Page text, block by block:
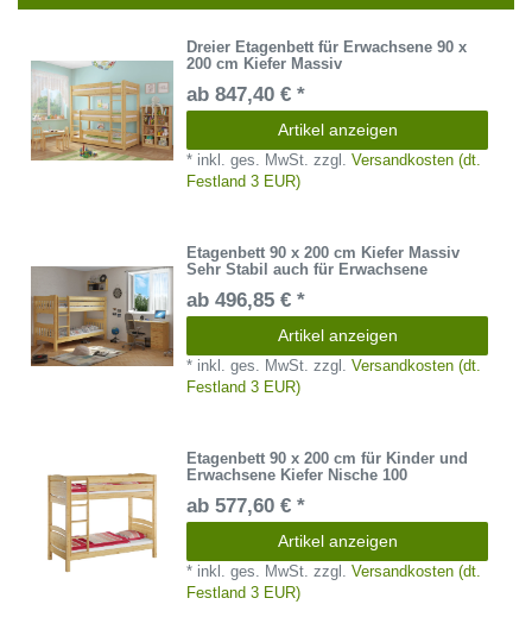
Dreier Etagenbett für Erwachsene 90 x
200 cm Kiefer Massiv
ab 847,40 € *
Artikel anzeigen
* inkl. ges. MwSt. zzgl.Versandkosten (dt.
Festland 3 EUR)
Etagenbett 90 x 200 cm Kiefer Massiv
Sehr Stabil auch für Erwachsene
ab 496,85 € *
Artikel anzeigen
* inkl. ges. MwSt. zzgl.Versandkosten (dt.
Festland 3 EUR)
Etagenbett 90 x 200 cm für Kinder und
Erwachsene Kiefer Nische 100
ab 577,60 € *
Artikel anzeigen
* inkl. ges. MwSt. zzgl.Versandkosten (dt.
Festland 3 EUR)